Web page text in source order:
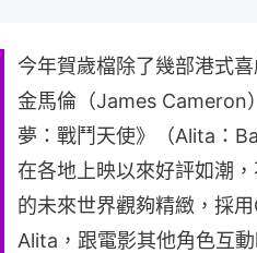
今年賀歲檔除了幾部港式
金馬倫（James Cameron
夢：戰鬥天使》（Alita：
在各地上映以來好評如潮
的未來世界觀夠精緻，採
Alita，跟電影其他角色互